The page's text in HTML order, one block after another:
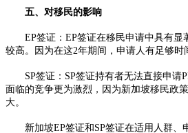
五、对移民的影响​
EP签证：EP签证在移民申请中具有显著
较高。因为在这2年期间，申请人有足够
SP签证：SP签证持有者无法直接申请
面临的竞争更为激烈，因为新加坡移民政
大。​
新加坡EP签证和SP签证在适用人群、